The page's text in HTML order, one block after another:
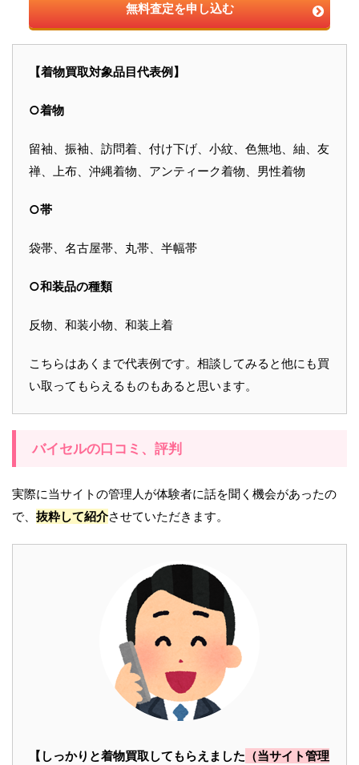
無料査定を申し込む
【着物買取対象品目代表例】
○着物
留袖、振袖、訪問着、付け下げ、小紋、色無地、紬、友
禅、上布、沖縄着物、アンティーク着物、男性着物
○帯
袋帯、名古屋帯、丸帯、半幅帯
○和装品の種類
反物、和装小物、和装上着
こちらはあくまで代表例です。相談してみると他にも買
い取ってもらえるものもあると思います。
バイセルの口コミ、評判
実際に当サイトの管理人が体験者に話を聞く機会があったの
で、 抜粋して紹介させていただきます。
【しっかりと着物買取してもらえました （当サイト管理